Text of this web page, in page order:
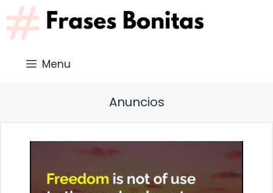
Saltar
al
contenido
Menu
Anuncios